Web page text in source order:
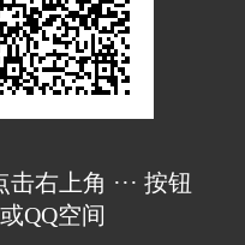
右上角 ··· 按钮
QQ空间